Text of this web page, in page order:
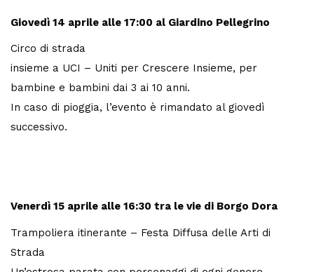
Giovedì 14 aprile alle 17:00 al Giardino Pellegrino
Circo di strada
insieme a UCI – Uniti per Crescere Insieme, per
bambine e bambini dai 3 ai 10 anni.
In caso di pioggia, l’evento è rimandato al giovedì
successivo.
Venerdì 15 aprile alle 16:30 tra le vie di Borgo Dora
Trampoliera itinerante – Festa Diffusa delle Arti di
Strada